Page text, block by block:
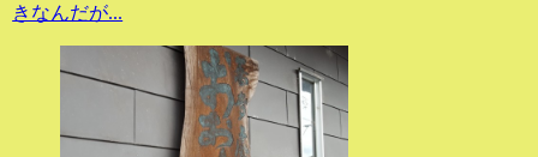
きなんだが...